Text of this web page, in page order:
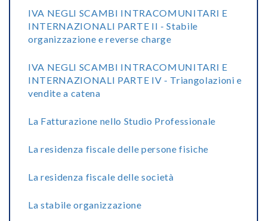
IVA NEGLI SCAMBI INTRACOMUNITARI E
INTERNAZIONALI PARTE II - Stabile
organizzazione e reverse charge
IVA NEGLI SCAMBI INTRACOMUNITARI E
INTERNAZIONALI PARTE IV - Triangolazioni e
vendite a catena
La Fatturazione nello Studio Professionale
La residenza fiscale delle persone fisiche
La residenza fiscale delle società
La stabile organizzazione